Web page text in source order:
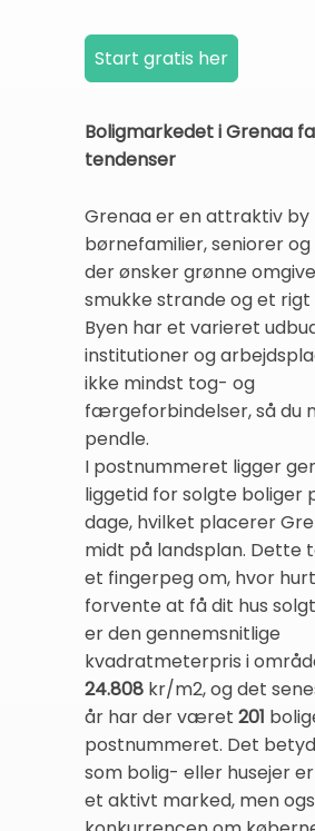
Boligmarkedet i Grenaa
tendenser
Grenaa er en attraktiv by
børnefamilier, seniorer
der ønsker grønne
smukke strande og et rigt
Byen har et varieret
institutioner og
ikke mindst tog- og
færgeforbindelser, så du
pendle.
I postnummeret ligger
liggetid for solgte boliger
dage, hvilket placerer
midt på landsplan. Dette
et fingerpeg om, hvor
forvente at få dit hus
er den gennemsnitlige
kvadratmeterpris i
24.808 kr/m2, og det
år har der været 201
postnummeret. Det
som bolig- eller husejer
et aktivt marked, men